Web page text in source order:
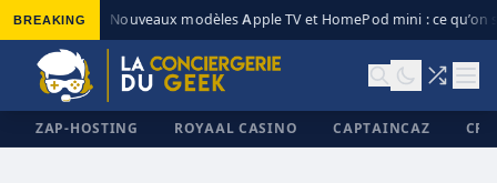
BREAKING Nouveaux modèles Apple TV et HomePod mini : ce qu’on
ZAP-HOSTING ROYAAL CASINO CAPTAINCAZ